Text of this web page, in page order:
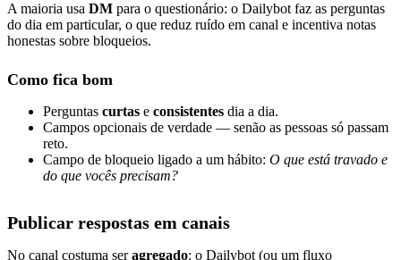
A maioria usa DM para o questionário: o Dailybot faz as perguntas
do dia em particular, o que reduz ruído em canal e incentiva notas
honestas sobre bloqueios.
Como fica bom
Perguntas curtas e consistentes dia a dia.
Campos opcionais de verdade — senão as pessoas só passam
reto.
Campo de bloqueio ligado a um hábito: O que está travado e
do que vocês precisam?
Publicar respostas em canais
No canal costuma seragregado: o Dailybot (ou um fluxo